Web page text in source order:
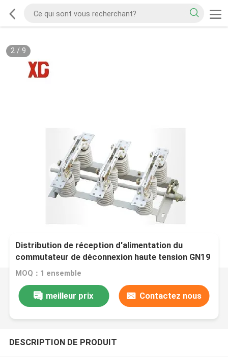
2/ 9
Distribution de réception d'alimentation du
commutateur de déconnexion haute tension GN19
12kV
MOQ：1 ensemble
meilleur prix Contactez nous
DESCRIPTION DE PRODUIT